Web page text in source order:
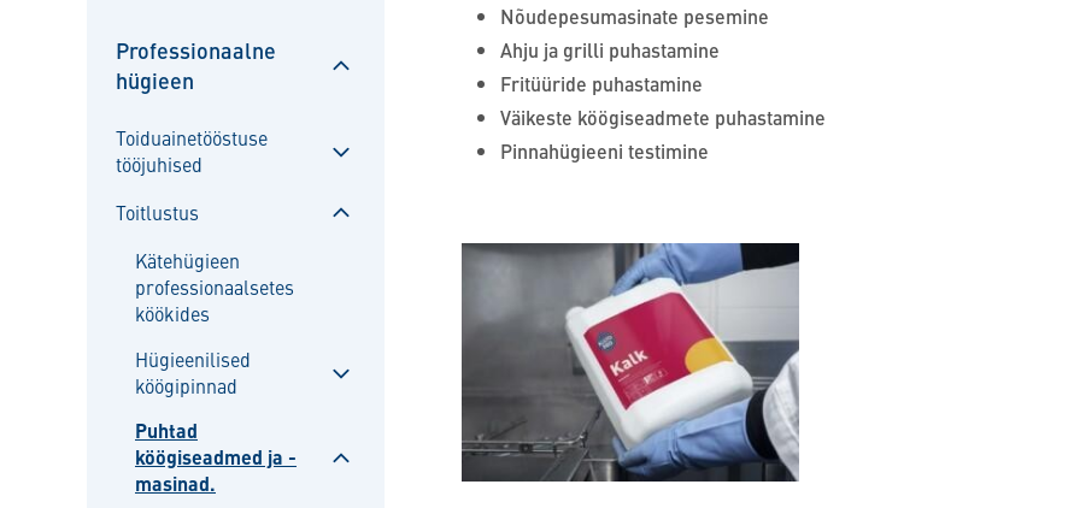
Professionaalne
hügieen
Toiduainetööstuse
tööjuhised
alammenüü
Toitlustus
Kätehügieen
professionaalsetes
köökides
Hügieenilised
köögipinnad
Puhtad
köögiseadmed ja -
masinad.
Nõudepesumasinate pesemine
Ahju ja grilli puhastamine
Fritüüride puhastamine
Väikeste köögiseadmete puhastamine
Pinnahügieeni testimine